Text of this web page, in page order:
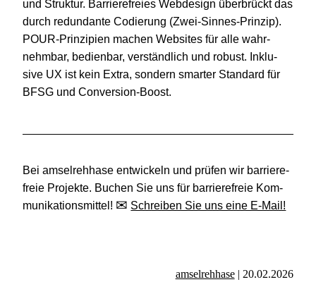
und Struk­tur. Barriere­freies Web­de­sign über­brückt das
durch red­un­dante Codie­rung (Zwei-Sinnes-Prinzip).
POUR-Prinzipien machen Web­sites für alle wahr­
nehm­bar, bedien­bar, ver­ständ­lich und robust. Inklu­
sive UX ist kein Extra, son­dern smar­ter Stan­dard für
BFSG und Conversion-Boost.
Beiamsel­reh­hase ent­wi­ckeln und prüfen wir bar­rie­re­
freie Pro­jekte. Buchen Sie uns für bar­rie­re­freie Kom­
mu­ni­ka­ti­ons­mit­tel!
Schrei­ben Sie uns eine E‑Mail!
amsel­reh­hase| 20.02.2026